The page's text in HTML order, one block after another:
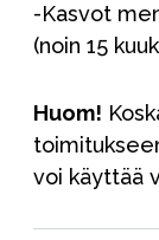
-Kasvot
(noin 15
Huom!
voi käyttää